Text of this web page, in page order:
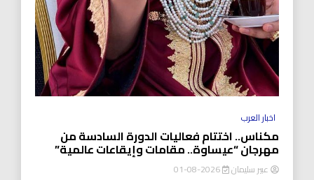
اخبار العرب
مكناس.. اختتام فعاليات الدورة السادسة من
مهرجان “عيساوة.. مقامات وإيقاعات عالمية”
عبير سليمان 2026-08-01